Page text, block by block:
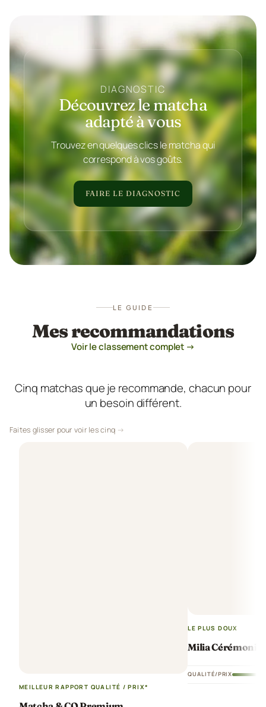
DIAGNOSTIC
Découvrez le matcha
adapté à vous
Trouvez en quelques clics le matcha qui
correspond à vos goûts.
FAIRE LE DIAGNOSTIC
LE GUIDE
Mes recommandations
Voir le classement complet →
Cinq matchas que je recommande, chacun pour
un besoin différent.
Faites glisser pour voir les cinq
MEILLEUR RAPPORT QUALITÉ / PRIX*
LE PLUS DOUX
Milia Cérémonie
QUALITÉ/PRIX